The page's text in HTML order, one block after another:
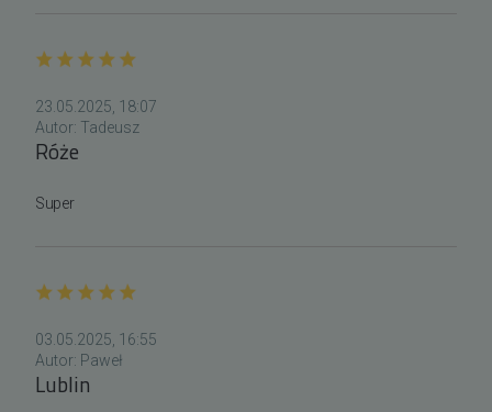
23.05.2025, 18:07
Autor: Tadeusz
Róże
Super
03.05.2025, 16:55
Autor: Paweł
Lublin